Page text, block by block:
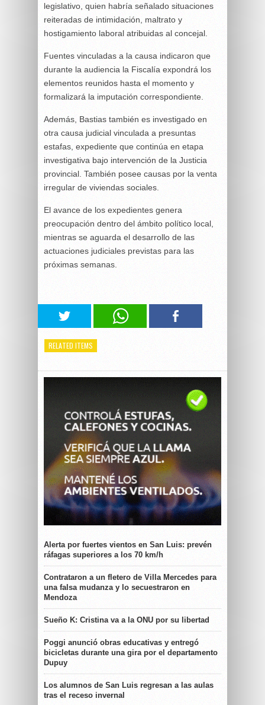
legislativo, quien habría señalado situaciones
reiteradas de intimidación, maltrato y
hostigamiento laboral atribuidas al concejal.
Fuentes vinculadas a la causa indicaron que
durante la audiencia la Fiscalía expondrá los
elementos reunidos hasta el momento y
formalizará la imputación correspondiente.
Además, Bastias también es investigado en
otra causa judicial vinculada a presuntas
estafas, expediente que continúa en etapa
investigativa bajo intervención de la Justicia
provincial. También posee causas por la venta
irregular de viviendas sociales.
El avance de los expedientes genera
preocupación dentro del ámbito político local,
mientras se aguarda el desarrollo de las
actuaciones judiciales previstas para las
próximas semanas.
RELATED ITEMS
Alerta por fuertes vientos en San Luis: prevén
ráfagas superiores a los 70 km/h
Contrataron a un fletero de Villa Mercedes para
una falsa mudanza y lo secuestraron en
Mendoza
Sueño K: Cristina va a la ONU por su libertad
Poggi anunció obras educativas y entregó
bicicletas durante una gira por el departamento
Dupuy
Los alumnos de San Luis regresan a las aulas
tras el receso invernal